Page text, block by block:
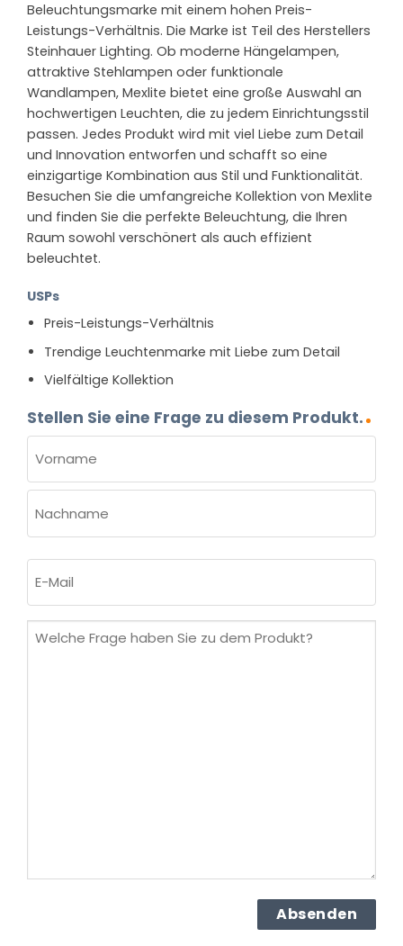
Beleuchtungsmarke mit einem hohen Preis-
Leistungs-Verhältnis. Die Marke ist Teil des Herstellers
Steinhauer Lighting. Ob moderne Hängelampen,
attraktive Stehlampen oder funktionale
Wandlampen, Mexlite bietet eine große Auswahl an
hochwertigen Leuchten, die zu jedem Einrichtungsstil
passen. Jedes Produkt wird mit viel Liebe zum Detail
und Innovation entworfen und schafft so eine
einzigartige Kombination aus Stil und Funktionalität.
Besuchen Sie die umfangreiche Kollektion von Mexlite
und finden Sie die perfekte Beleuchtung, die Ihren
Raum sowohl verschönert als auch effizient
beleuchtet.
USPs
Preis-Leistungs-Verhältnis
Trendige Leuchtenmarke mit Liebe zum Detail
Vielfältige Kollektion
Stellen Sie eine Frage zu diesem Produkt.
(ERFORDERLICH)
Vorname
Mail
Welche